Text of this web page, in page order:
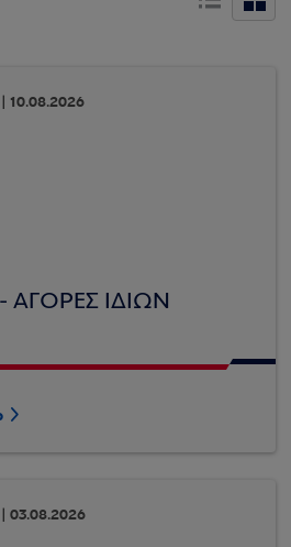
| 10.08.2026
ΙΔΙΩΝ
| 03.08.2026